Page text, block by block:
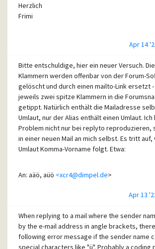
Herzlich
Frimi
Apr 14
Bitte entschuldige, hier ein neuer Versuch.
Klammern werden offenbar von der Forum-
gelöscht und durch einen mailto-Link ersetzt -
jeweils zwei spitze Klammern in die
getippt. Natürlich enthält die Mailadresse
Umlaut, nur der Alias enthält einen Umlaut.
Problem nicht nur bei replyto reproduzieren,
in einer neuen Mail an mich selbst. Es tritt auf,
Umlaut Komma-Vorname folgt. Etwa:
An: aäö, aüö <xcr4@dimpel.de>
In der Fehlermeldung fehlen die Zeichen des
dem Komma vor "Recipient address rejected".
Fehlermeldung:
Apr 13
When replying to a mail where the sender
by the e-mail address in angle brackets,
following error message if the sender name
special characters like "ü". Probably a coding